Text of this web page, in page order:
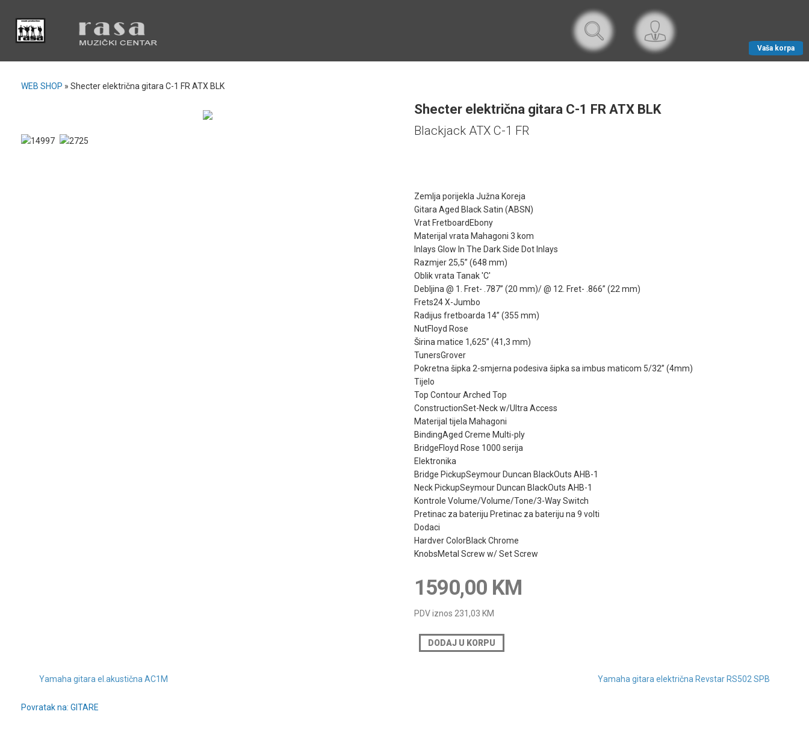
Vaša korpa
WEB SHOP » Shecter električna gitara C-1 FR ATX BLK
Shecter električna gitara C-1 FR ATX BLK
Blackjack ATX C-1 FR
Zemlja porijekla Južna Koreja
Gitara Aged Black Satin (ABSN)
Vrat FretboardEbony
Materijal vrata Mahagoni 3 kom
Inlays Glow In The Dark Side Dot Inlays
Razmjer 25,5” (648 mm)
Oblik vrata Tanak 'C'
Debljina @ 1. Fret- .787” (20 mm)/ @ 12. Fret- .866” (22 mm)
Frets24 X-Jumbo
Radijus fretboarda 14” (355 mm)
NutFloyd Rose
Širina matice 1,625” (41,3 mm)
TunersGrover
Pokretna šipka 2-smjerna podesiva šipka sa imbus maticom 5/32” (4mm)
Tijelo
Top Contour Arched Top
ConstructionSet-Neck w/Ultra Access
Materijal tijela Mahagoni
BindingAged Creme Multi-ply
BridgeFloyd Rose 1000 serija
Elektronika
Bridge PickupSeymour Duncan BlackOuts AHB-1
Neck PickupSeymour Duncan BlackOuts AHB-1
Kontrole Volume/Volume/Tone/3-Way Switch
Pretinac za bateriju Pretinac za bateriju na 9 volti
Dodaci
Hardver ColorBlack Chrome
KnobsMetal Screw w/ Set Screw
1590,00 KM
PDV iznos 231,03 KM
Yamaha gitara električna Revstar RS502 SPB
Yamaha gitara el.akustična AC1M
Povratak na: GITARE